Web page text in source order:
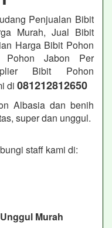
Penjualan Bibit
Murah, Jual Bibit
Harga Bibit Pohon
Jabon Per
Bibit Pohon
di 081212812650
Albasia dan benih
super dan unggul.
staff kami di:
Murah